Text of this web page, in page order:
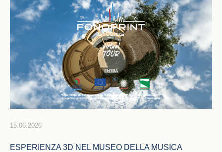
15.06.2026
ESPERIENZA 3D NEL MUSEO DELLA MUSICA